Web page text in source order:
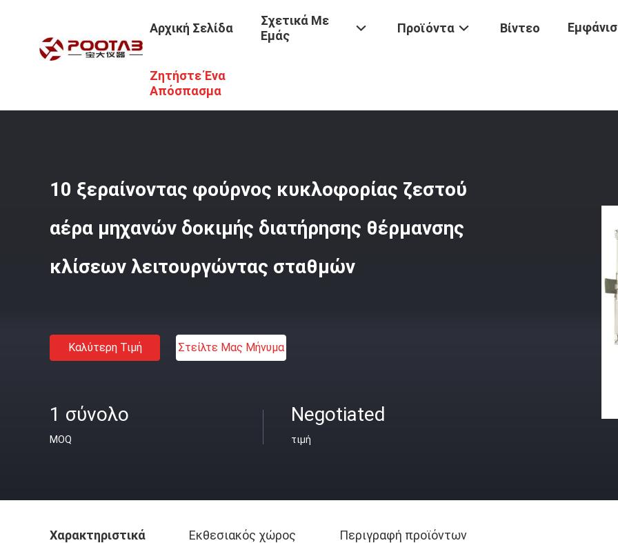
Αρχική Σελίδα
Σχετικά Με
Εμάς
Προϊόντα Βίντεο
Ζητήστε Ένα
Απόσπασμα
Προϊόντα / Καυτός Φούρνος Στεγνώματος
10 ξεραίνοντας φούρνος κυκλοφορίας ζεστού
αέρα μηχανών δοκιμής διατήρησης θέρμανσης
κλίσεων λειτουργώντας σταθμών
Καλύτερη Τιμή Στείλτε Μας Μήνυμα
1 σύνολο
MOQ
Negotiated
τιμή
Χαρακτηριστικά Εκθεσιακός χώρος Περιγραφή προϊόντων